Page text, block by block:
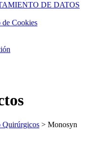
DE DATOS
de Cookies
Quirúrgicos > Monosyn